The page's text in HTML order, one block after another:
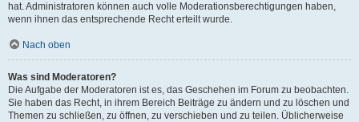
hat. Administratoren können auch volle Moderationsberechtigungen haben,
wenn ihnen das entsprechende Recht erteilt wurde.
Nach oben
Was sind Moderatoren?
Die Aufgabe der Moderatoren ist es, das Geschehen im Forum zu beobachten.
Sie haben das Recht, in ihrem Bereich Beiträge zu ändern und zu löschen und
Themen zu schließen, zu öffnen, zu verschieben und zu teilen. Üblicherweise